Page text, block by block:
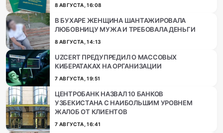
8 АВГУСТА, 16:08
В БУХАРЕ ЖЕНЩИНА ШАНТАЖИРОВАЛА
ЛЮБОВНИЦУ МУЖА И ТРЕБОВАЛА ДЕНЬГИ
8 АВГУСТА, 14:13
UZCERT ПРЕДУПРЕДИЛ О МАССОВЫХ
КИБЕРАТАКАХ НА ОРГАНИЗАЦИИ
7 АВГУСТА, 19:51
ЦЕНТРОБАНК НАЗВАЛ 10 БАНКОВ
УЗБЕКИСТАНА С НАИБОЛЬШИМ УРОВНЕМ
ЖАЛОБ ОТ КЛИЕНТОВ
7 АВГУСТА, 16:41